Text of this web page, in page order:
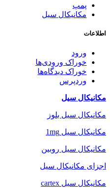
پمپ
مکانیکال سیل
اطلاعات
ورود
خوراک ورودی‌ها
خوراک دیدگاه‌ها
وردپرس
مکانیکال سیل
مکانیکال سیل بلوز
مکانیکال سیل 1mg
مکانیکال سیل روبین
اجزای مکانیکال سیل
مکانیکال سیل cartex